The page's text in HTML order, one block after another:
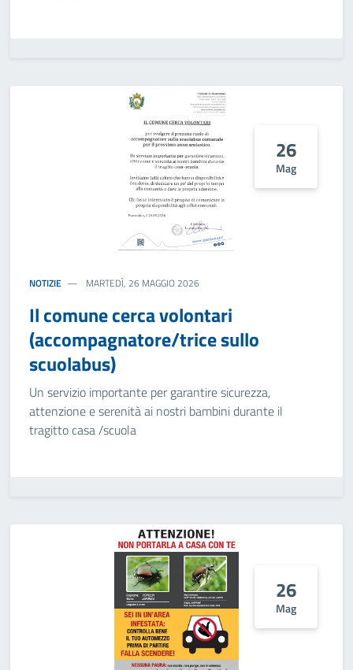
26
Mag
NOTIZIE MARTEDÌ, 26 MAGGIO 2026
Il comune cerca volontari
(accompagnatore/trice sullo
scuolabus)
Un servizio importante per garantire sicurezza,
attenzione e serenità ai nostri bambini durante il
tragitto casa /scuola
26
Mag